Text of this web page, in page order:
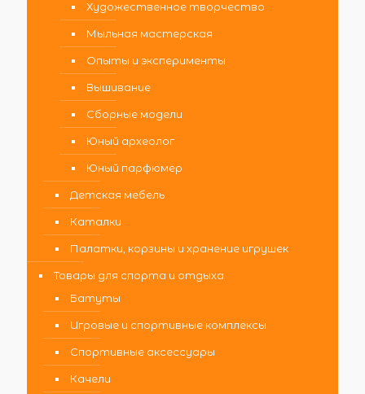
Художественное творчество
Мыльная мастерская
Опыты и эксперименты
Вышивание
Сборные модели
Юный археолог
Юный парфюмер
Детская мебель
Каталки
Палатки, корзины и хранение игрушек
Товары для спорта и отдыха
Батуты
Игровые и спортивные комплексы
Спортивные аксессуары
Качели